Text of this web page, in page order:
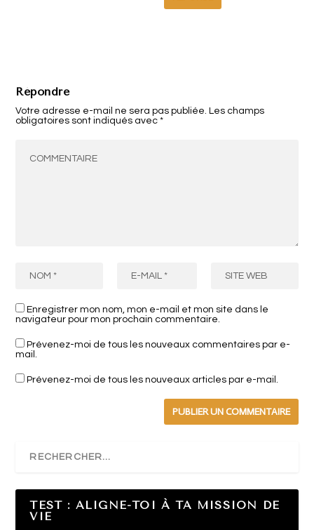
Répondre
Votre adresse e-mail ne sera pas publiée. Les champs
obligatoires sont indiqués avec*
Enregistrer mon nom, mon e-mail et mon site dans le
navigateur pour mon prochain commentaire.
Prévenez-moi de tous les nouveaux commentaires par e-
mail.
Prévenez-moi de tous les nouveaux articles par e-mail.
TEST : ALIGNE-TOI À TA MISSION DE
VIE